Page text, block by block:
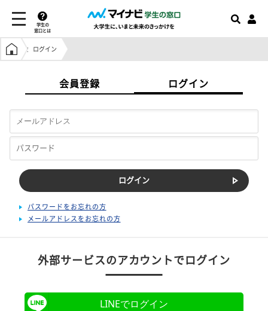
学生の
窓口とは
学生の窓口トップ
ログイン
会員登録 ログイン
パスワードをお忘れの方
メールアドレスをお忘れの方
外部サービスのアカウントでログイン
LINEでログイン